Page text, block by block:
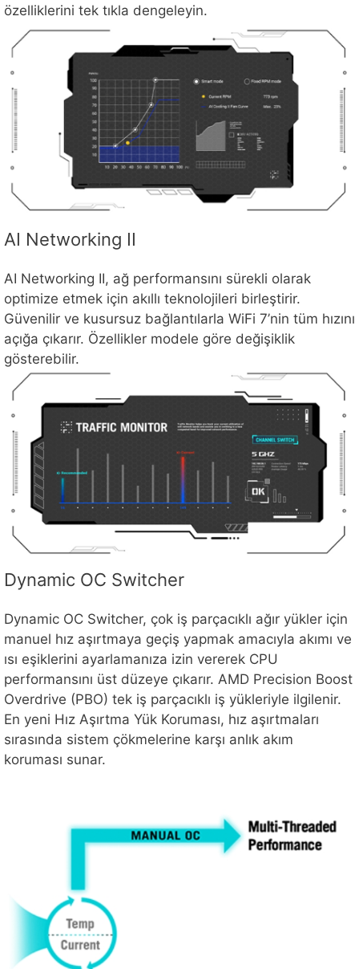
özelliklerini tek tıkla dengeleyin.
AI Networking II
AI Networking II, ağ performansını sürekli olarak
optimize etmek için akıllı teknolojileri birleştirir.
Güvenilir ve kusursuz bağlantılarla WiFi 7’nin tüm hızını
açığa çıkarır. Özellikler modele göre değişiklik
gösterebilir.
Dynamic OC Switcher
Dynamic OC Switcher, çok iş parçacıklı ağır yükler için
manuel hız aşırtmaya geçiş yapmak amacıyla akımı ve
ısı eşiklerini ayarlamanıza izin vererek CPU
performansını üst düzeye çıkarır. AMD Precision Boost
Overdrive (PBO) tek iş parçacıklı iş yükleriyle ilgilenir.
En yeni Hız Aşırtma Yük Koruması, hız aşırtmaları
sırasında sistem çökmelerine karşı anlık akım
koruması sunar.